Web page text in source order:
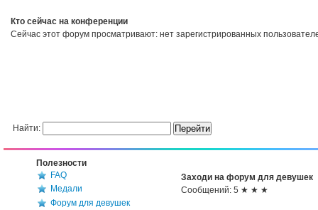
Кто сейчас на конференции
Сейчас этот форум просматривают: нет зарегистрированных
Найти:
Полезности
FAQ
Медали
Форум для девушек
Заходи на форум для девушек
Сообщений: 5 ★ ★ ★